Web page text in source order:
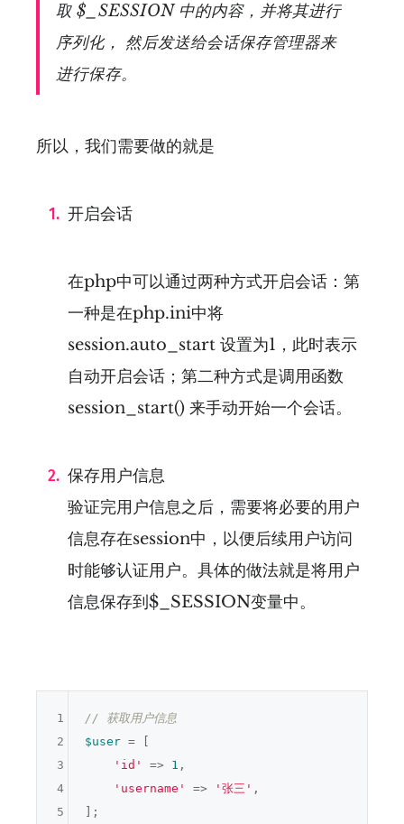
取 $_SESSION 中的内容，并将其进行
序列化， 然后发送给会话保存管理器来
进行保存。
所以，我们需要做的就是
开启会话
在php中可以通过两种方式开启会话：第
一种是在php.ini中将
session.auto_start 设置为1，此时表示
自动开启会话；第二种方式是调用函数
session_start() 来手动开始一个会话。
保存用户信息
验证完用户信息之后，需要将必要的用户
信息存在session中，以便后续用户访问
时能够认证用户。具体的做法就是将用户
信息保存到$_SESSION变量中。
// 获取用户信息
$user = [
'id'
=> 1 ,
'username'
=> '张三' ,
];
1
2
3
4
5